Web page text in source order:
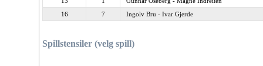
16
7 Ingolv Bru - Ivar Gjerde
Spillstensiler (velg spill)